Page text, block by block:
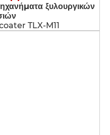
ξυλουργικών
TLX-M11